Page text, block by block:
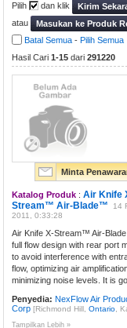
Pilih dan klik Kirim
atau
Masukan ke Produk
Batal Semua -Pilih Semua
Hasil Cari1-15 dari291220
Minta
Katalog Produk :Air Knife
Stream™ Air-Blade™
14
2011, 0:33:28
Air Knife X-Stream™ Air-
full flow design with rear port
to avoid interference with
flow, optimizing air
minimizing noise levels. It is
Penyedia: NexFlow Air
Corp [Richmond Hill,Ontario ,
Tampilkan Lebih »